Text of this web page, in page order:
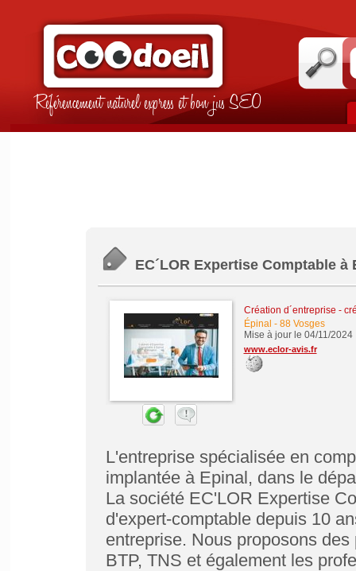
Référencement naturel express et bon jus SEO
EC´LOR Expertise Comptable à
Création d´entreprise -
Épinal - 88 Vosges
Mise à jour le 04/11/2024
www.eclor-avis.fr
L'entreprise spécialisée en
implantée à Epinal, dans le
La société EC'LOR Expertise
d'expert-comptable depuis 10
entreprise. Nous proposons
BTP, TNS et également les